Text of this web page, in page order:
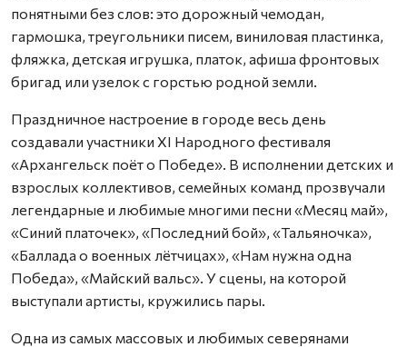
понятными без слов: это дорожный чемодан,
гармошка, треугольники писем, виниловая пластинка,
фляжка, детская игрушка, платок, афиша фронтовых
бригад или узелок с горстью родной земли.
Праздничное настроение в городе весь день
создавали участники XI Народного фестиваля
«Архангельск поёт о Победе». В исполнении детских и
взрослых коллективов, семейных команд прозвучали
легендарные и любимые многими песни «Месяц май»,
«Синий платочек», «Последний бой», «Тальяночка»,
«Баллада о военных лётчицах», «Нам нужна одна
Победа», «Майский вальс». У сцены, на которой
выступали артисты, кружились пары.
Одна из самых массовых и любимых северянами